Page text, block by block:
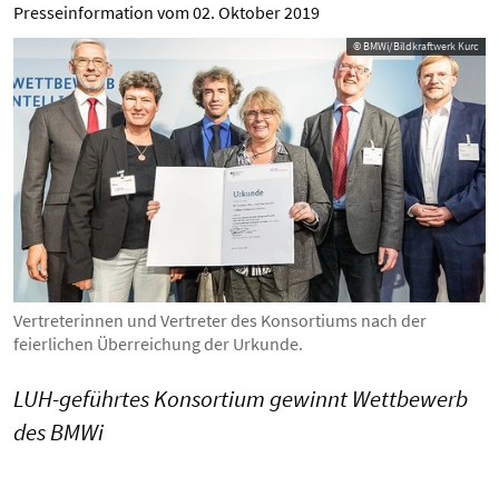
Presseinformation vom 02. Oktober 2019
© BMWi/Bildkraftwerk Kurc
Vertreterinnen und Vertreter des Konsortiums nach der
feierlichen Überreichung der Urkunde.
LUH-geführtes Konsortium gewinnt Wettbewerb
des BMWi